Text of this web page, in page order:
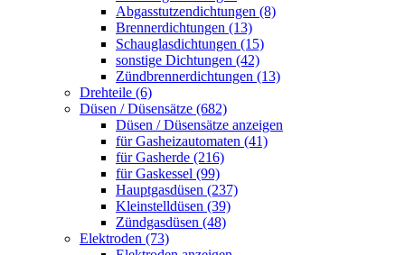
Abgasstutzendichtungen (8)
Brennerdichtungen (13)
Schauglasdichtungen (15)
sonstige Dichtungen (42)
Zündbrennerdichtungen (13)
Drehteile (6)
Düsen / Düsensätze (682)
Düsen / Düsensätze anzeigen
für Gasheizautomaten (41)
für Gasherde (216)
für Gaskessel (99)
Hauptgasdüsen (237)
Kleinstelldüsen (39)
Zündgasdüsen (48)
Elektroden (73)